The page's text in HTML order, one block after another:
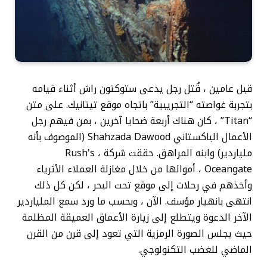
قبل عامين ، قُتل رجل يدعى ستوكتون راش أثناء قيامه
بتجربة غواصته “التجريبية” باتجاه موقع تيتانيك. على متن
“Titan” ، كان هناك أربعة ضحايا آخرين ، بمن فيهم رجل
الأعمال الباكستاني Shahzada Dawood (الموصوف بأنه
ملياردير) وابنه المراهق. حققت شركة Rush's ،
Oceangate ، أموالها من خلال مغازلة العملاء الأثرياء
وأخذهم في رحلات إلى موقع تحت البحر ، لكن كل ذلك
انتهى بانهيار مؤسف. الآن ، وبحسب ما ورد سمع الملياردير
الآخر الدعوة ويتطلع إلى زيارة الأعماق العميقة المظلمة
حيث يجلس الصورة الرمزية التي تعود إلى قرن من القرن
الماضي للغضب التكنولوجي.